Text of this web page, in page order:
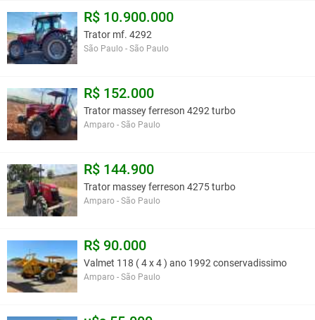
R$ 10.900.000
Trator mf. 4292
São Paulo - São Paulo
R$ 152.000
Trator massey ferreson 4292 turbo
Amparo - São Paulo
R$ 144.900
Trator massey ferreson 4275 turbo
Amparo - São Paulo
R$ 90.000
Valmet 118 ( 4 x 4 ) ano 1992 conservadissimo
Amparo - São Paulo